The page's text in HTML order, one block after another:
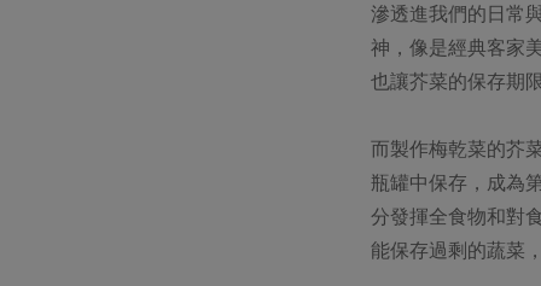
滲透進我們的日常
神，像是經典客家
也讓芥菜的保存期
而製作梅乾菜的芥
瓶罐中保存，成為
分發揮全食物和對
能保存過剩的蔬菜